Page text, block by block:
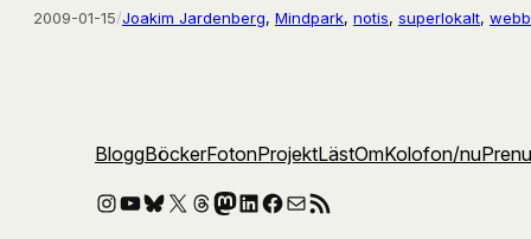
2009-01-15/Joakim Jardenberg, Mindpark, notis, superlokalt,
BloggBöckerFotonProjektLästOmKolofon/nu
Instagram
YouTube
Bluesky
X Threads
Mastodon
LinkedIn
Facebook
E-postRSS-flöde